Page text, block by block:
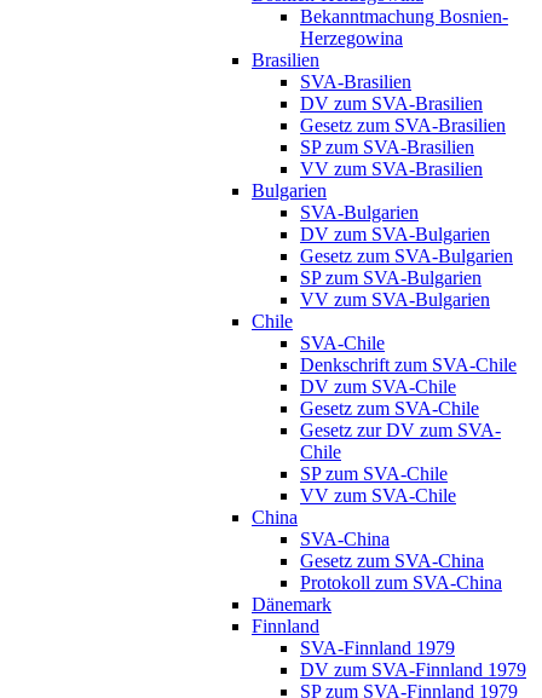
Bekanntmachung Bosnien-
Herzegowina
Brasilien
SVA-Brasilien
DV zum SVA-Brasilien
Gesetz zum SVA-Brasilien
SP zum SVA-Brasilien
VV zum SVA-Brasilien
Bulgarien
SVA-Bulgarien
DV zum SVA-Bulgarien
Gesetz zum SVA-Bulgarien
SP zum SVA-Bulgarien
VV zum SVA-Bulgarien
Chile
SVA-Chile
Denkschrift zum SVA-Chile
DV zum SVA-Chile
Gesetz zum SVA-Chile
Gesetz zur DV zum SVA-
Chile
SP zum SVA-Chile
VV zum SVA-Chile
China
SVA-China
Gesetz zum SVA-China
Protokoll zum SVA-China
Dänemark
Finnland
SVA-Finnland 1979
DV zum SVA-Finnland 1979
SP zum SVA-Finnland 1979